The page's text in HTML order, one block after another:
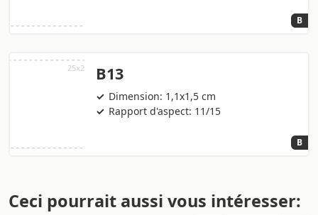
B
B13
Dimension: 1,1x1,5 cm
Rapport d'aspect: 11/15
B
Ceci pourrait aussi vous intéresser: